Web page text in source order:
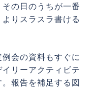
の日のうちが一番
りスラスラ書ける
会の資料もすぐに
リーアクティビテ
報告を補足する図